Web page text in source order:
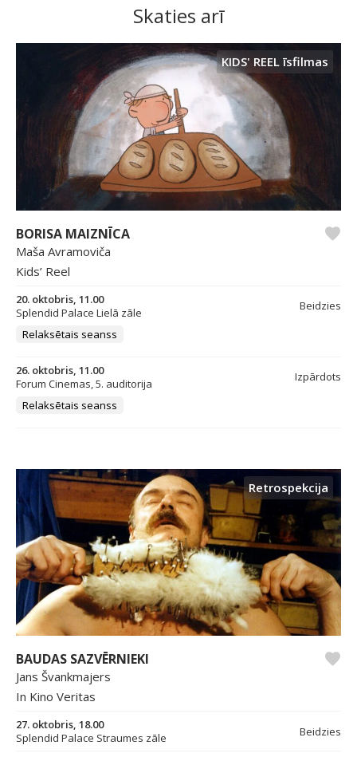
Skaties arī
KIDS' REEL īsfilmas
BORISA MAIZNĪCA
Maša Avramoviča
Kids’ Reel
20. oktobris, 11.00
Splendid Palace Lielā zāle
Beidzies
Relaksētais seanss
26. oktobris, 11.00
Forum Cinemas, 5. auditorija
Izpārdots
Relaksētais seanss
Retrospekcija
BAUDAS SAZVĒRNIEKI
Jans Švankmajers
In Kino Veritas
27. oktobris, 18.00
Splendid Palace Straumes zāle
Beidzies